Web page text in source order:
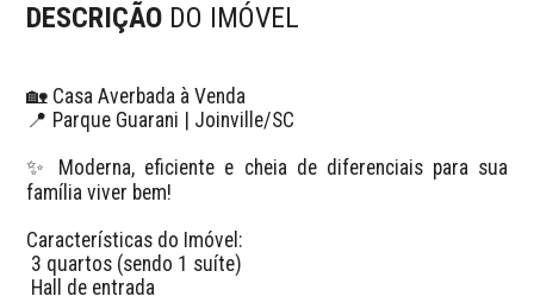
DESCRIÇÃO DO IMÓVEL
🏡 Casa Averbada à Venda
📍 Parque Guarani | Joinville/SC
✨ Moderna, eficiente e cheia de diferenciais para sua
família viver bem!
Características do Imóvel: